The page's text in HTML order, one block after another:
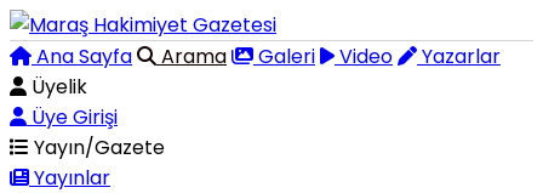
Ana Sayfa Arama Galeri Video
Yazarlar
Üyelik
Üye Girişi
Yayın/Gazete
Yayınlar